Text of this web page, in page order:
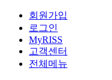
회원가입
로그인
MyRISS
고객센터
전체메뉴